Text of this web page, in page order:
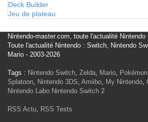
Deck Builder
Jeu de plateau
Nintendo-master.com, toute l'actualité Nintendo
Toute l'actualité Nintendo : Switch, Nintendo
Mario - 2003-2026
Tags : Nintendo Switch, Zelda, Mario, Pokémon
Splatoon, Nintendo 3DS, Amiibo, My Nintendo,
Nintendo Labo Nintendo Switch 2
RSS Actu, RSS Tests